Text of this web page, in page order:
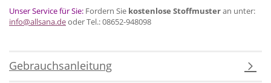
Unser Service für Sie: Fordern Sie kostenlose Stoffmusteran unter:
info@allsana.deoder Tel.: 08652-948098
Gebrauchsanleitung